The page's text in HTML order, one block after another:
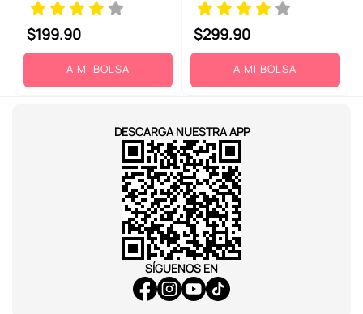
$199.90
A MI BOLSA
$299.90
A MI BOLSA
DESCARGA NUESTRA APP
SÍGUENOS EN